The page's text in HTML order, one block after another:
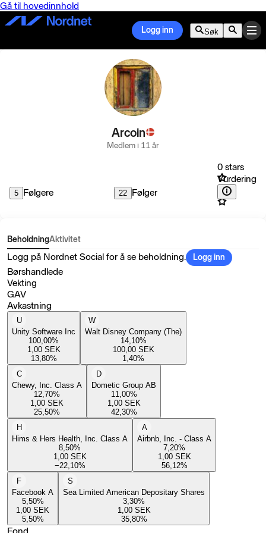
Gå til hovedinnhold
Logg inn Søk
Arcoin
Medlem i 11 år
5 Følgere 22 Følger
0 stars
Vurdering
BeholdningAktivitet
Logg på Nordnet Social for å se beholdning. Logg inn
Børshandlede
Vekting
GAV
Avkastning
U
Unity Software Inc
100,00%
1,00 SEK
13,80%
W
Walt Disney Company (The)
14,10%
100,00 SEK
1,40%
C
Chewy, Inc. Class A
12,70%
1,00 SEK
25,50%
D
Dometic Group AB
11,00%
1,00 SEK
42,30%
H
Hims & Hers Health, Inc. Class A
8,50%
1,00 SEK
−22,10%
A
Airbnb, Inc. - Class A
7,20%
1,00 SEK
56,12%
F
Facebook A
5,50%
1,00 SEK
5,50%
S
Sea Limited American Depositary Shares
3,30%
1,00 SEK
35,80%